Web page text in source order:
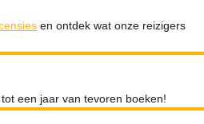
en ontdek wat onze reizigers
een jaar van tevoren boeken!